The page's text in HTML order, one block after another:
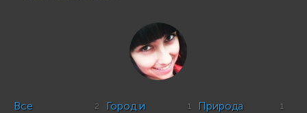
2
Все 1
Город и
1
Природа